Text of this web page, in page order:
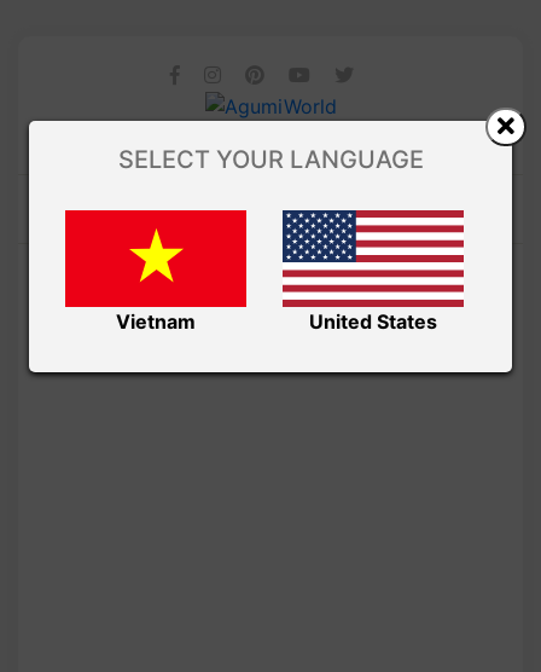
SELECT YOUR LANGUAGE
Vietnam United States